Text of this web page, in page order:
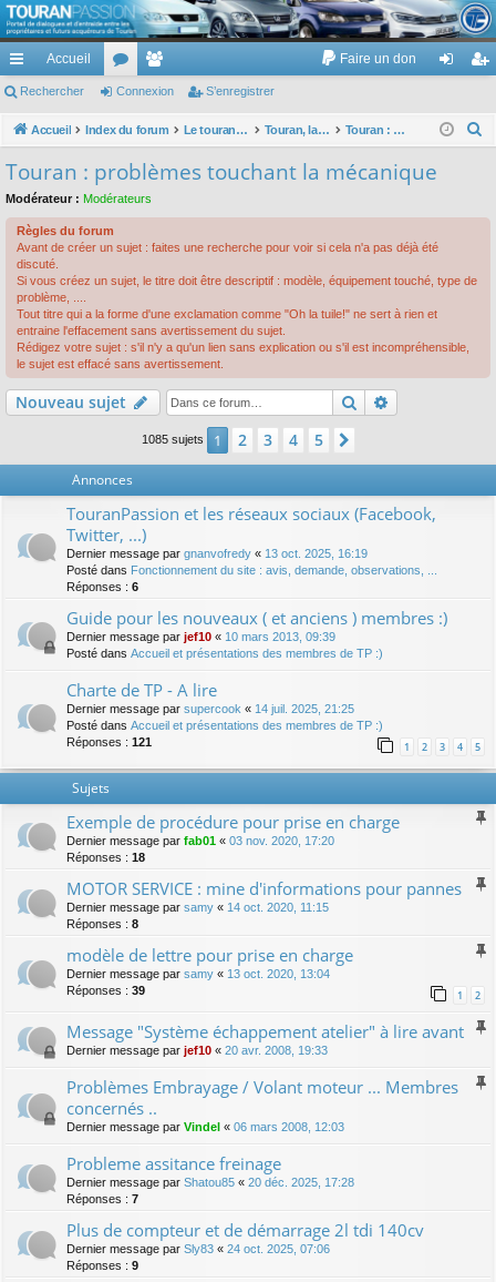
TouranPassion
Le forum des propriétaires ou futurs acquéreurs du Volkswagen Touran
cc
ès
pi
de
Accueil
or
u
e
m
Faire un don
ne nr
Rechercher Connexion S’enregistrer
Accueil Index du forum Le touran dans ses versions I (V1 V2 V3) et II ... Touran, la mécanique : moteurs, boites, transmissions, freins, direction, roues Touran : problèmes touchant la mécanique
Touran : problèmes touchant la mécanique
Modérateur : Modérateurs
Règles du forum
Avant de créer un sujet : faites une recherche pour voir si cela n'a pas déjà été
discuté.
Si vous créez un sujet, le titre doit être descriptif : modèle, équipement touché, type de
problème, ....
Tout titre qui a la forme d'une exclamation comme "Oh la tuile!" ne sert à rien et
entraine l'effacement sans avertissement du sujet.
Rédigez votre sujet : s'il n'y a qu'un lien sans explication ou s'il est incompréhensible,
le sujet est effacé sans avertissement.
Nouveau sujet Rechercher
1085 sujets 1 2 3 4 5
Annonces
TouranPassion et les réseaux sociaux (Facebook,
Twitter, ...)
Dernier message par gnanvofredy « 13 oct. 2025, 16:19
Posté dans Fonctionnement du site : avis, demande, observations, ...
Réponses : 6
Guide pour les nouveaux ( et anciens ) membres :)
Dernier message par jef10 « 10 mars 2013, 09:39
Posté dans Accueil et présentations des membres de TP :)
Charte de TP - A lire
Dernier message par supercook « 14 juil. 2025, 21:25
Posté dans Accueil et présentations des membres de TP :)
Réponses : 121 1 2 3 4 5
Sujets
Exemple de procédure pour prise en charge
Dernier message par fab01 « 03 nov. 2020, 17:20
Réponses : 18
MOTOR SERVICE : mine d'informations pour pannes
Dernier message par samy « 14 oct. 2020, 11:15
Réponses : 8
modèle de lettre pour prise en charge
Dernier message par samy « 13 oct. 2020, 13:04
Réponses : 39 1 2
Message "Système échappement atelier" à lire avant
Dernier message par jef10 « 20 avr. 2008, 19:33
Problèmes Embrayage / Volant moteur ... Membres
concernés ..
Dernier message par Vindel « 06 mars 2008, 12:03
Probleme assitance freinage
Dernier message par Shatou85 « 20 déc. 2025, 17:28
Réponses : 7
Plus de compteur et de démarrage 2l tdi 140cv
Dernier message par Sly83 « 24 oct. 2025, 07:06
Réponses : 9